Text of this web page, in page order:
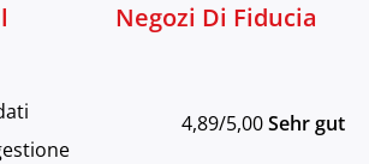
Negozi Di Fiducia
4,89/5,00Sehr gut